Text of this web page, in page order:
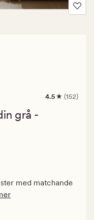
152
4.5 (152)
grå -
med matchande